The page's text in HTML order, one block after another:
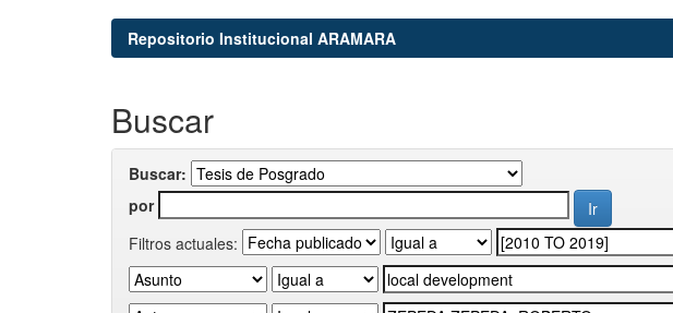
Repositorio Institucional ARAMARA
Buscar
Buscar:
por
Filtros actuales: